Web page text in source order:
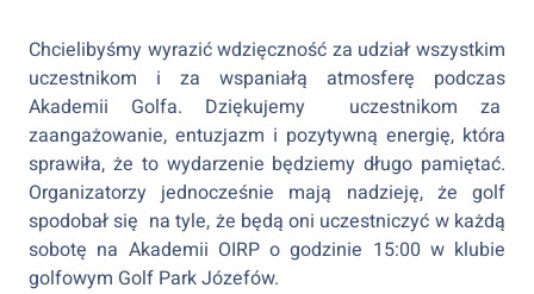
Chcielibyśmy wyrazić wdzięczność za udział wszystkim
uczestnikom i za wspaniałą atmosferę podczas
Akademii Golfa. Dziękujemy uczestnikom za
zaangażowanie, entuzjazm i pozytywną energię, która
sprawiła, że to wydarzenie będziemy długo pamiętać.
Organizatorzy jednocześnie mają nadzieję, że golf
spodobał się na tyle, że będą oni uczestniczyć w każdą
sobotę na Akademii OIRP o godzinie 15:00 w klubie
golfowym Golf Park Józefów.